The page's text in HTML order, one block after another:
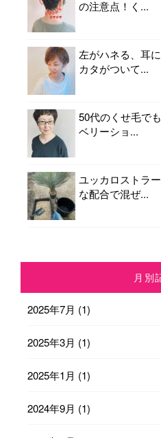
の注意点！く...
左がハネる、耳
カタがついて...
50代のくせ毛で
ベリーショ...
ユッカロストラ
な配合で混ぜ...
月別
2025年7月 (1)
2025年3月 (1)
2025年1月 (1)
2024年9月 (1)